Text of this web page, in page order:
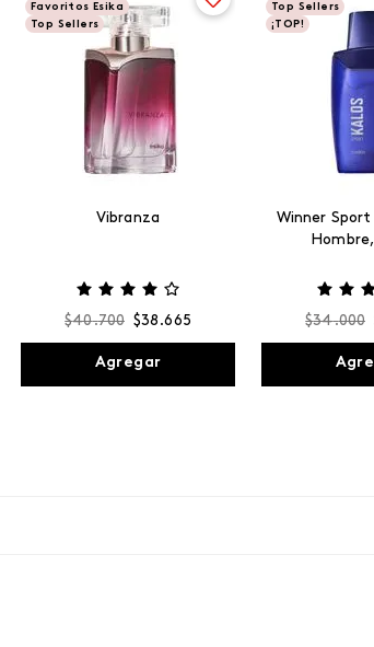
Favoritos Esika
Top Sellers
Vibranza
$40.700 $38 .665
Agregar
Top Sellers
¡TOP!
Winner
$34.000